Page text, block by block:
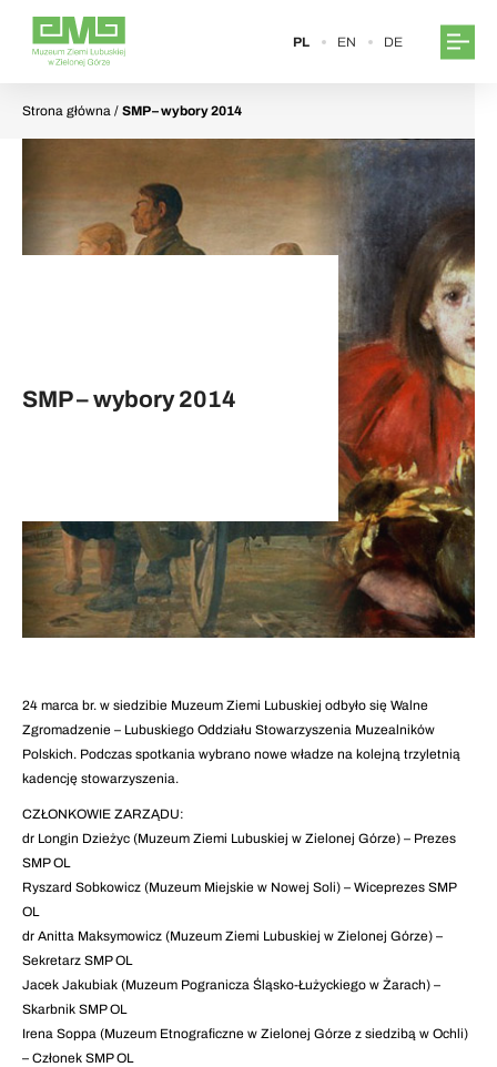
PL EN DE
Strona główna / SMP – wybory 2014
SMP – wybory 2014
24 marca br. w siedzibie Muzeum Ziemi Lubuskiej odbyło się Walne
Zgromadzenie – Lubuskiego Oddziału Stowarzyszenia Muzealników
Polskich. Podczas spotkania wybrano nowe władze na kolejną trzyletnią
kadencję stowarzyszenia.
CZŁONKOWIE ZARZĄDU:
dr Longin Dzieżyc (Muzeum Ziemi Lubuskiej w Zielonej Górze) – Prezes
SMP OL
Ryszard Sobkowicz (Muzeum Miejskie w Nowej Soli) – Wiceprezes SMP
OL
dr Anitta Maksymowicz (Muzeum Ziemi Lubuskiej w Zielonej Górze) –
Sekretarz SMP OL
Jacek Jakubiak (Muzeum Pogranicza Śląsko-Łużyckiego w Żarach) –
Skarbnik SMP OL
Irena Soppa (Muzeum Etnograficzne w Zielonej Górze z siedzibą w Ochli)
– Członek SMP OL